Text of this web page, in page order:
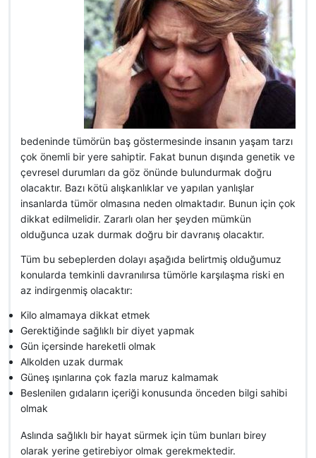
bedeninde tümörün baş göstermesinde insanın yaşam tarzı
çok önemli bir yere sahiptir. Fakat bunun dışında genetik ve
çevresel durumları da göz önünde bulundurmak doğru
olacaktır. Bazı kötü alışkanlıklar ve yapılan yanlışlar
insanlarda tümör olmasına neden olmaktadır. Bunun için çok
dikkat edilmelidir. Zararlı olan her şeyden mümkün
olduğunca uzak durmak doğru bir davranış olacaktır.
Tüm bu sebeplerden dolayı aşağıda belirtmiş olduğumuz
konularda temkinli davranılırsa tümörle karşılaşma riski en
az indirgenmiş olacaktır:
Kilo almamaya dikkat etmek
Gerektiğinde sağlıklı bir diyet yapmak
Gün içersinde hareketli olmak
Alkolden uzak durmak
Güneş ışınlarına çok fazla maruz kalmamak
Beslenilen gıdaların içeriği konusunda önceden bilgi sahibi
olmak
Aslında sağlıklı bir hayat sürmek için tüm bunları birey
olarak yerine getirebiyor olmak gerekmektedir.